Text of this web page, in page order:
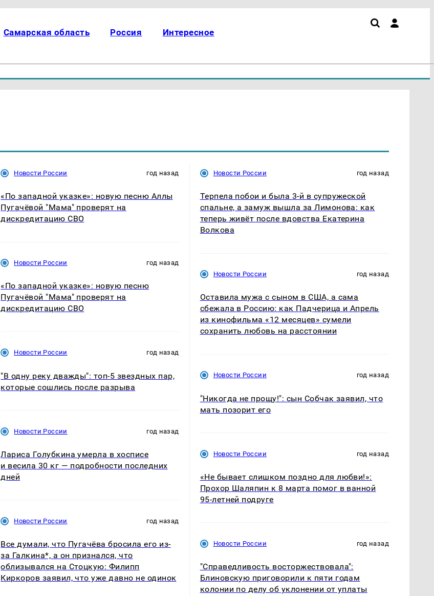
Самарская область Россия Интересное
Новости России год назад
«По западной указке»: новую песню Аллы
Пугачёвой "Мама" проверят на
дискредитацию СВО
Новости России год назад
«По западной указке»: новую песню
Пугачёвой "Мама" проверят на
дискредитацию СВО
Новости России год назад
"В одну реку дважды": топ-5 звездных пар,
которые сошлись после разрыва
Новости России год назад
Лариса Голубкина умерла в хосписе
и весила 30 кг — подробности последних
дней
Новости России год назад
Все думали, что Пугачёва бросила его из-
за Галкина*, а он признался, что
облизывался на Стоцкую: Филипп
Киркоров заявил, что уже давно не одинок
Новости России год назад
Терпела побои и была 3-й в супружеской
спальне, а замуж вышла за Лимонова: как
теперь живёт после вдовства Екатерина
Волкова
Новости России год назад
Оставила мужа с сыном в США, а сама
сбежала в Россию: как Падчерица и Апрель
из кинофильма «12 месяцев» сумели
сохранить любовь на расстоянии
Новости России год назад
"Никогда не прощу!": сын Собчак заявил, что
мать позорит его
Новости России год назад
«Не бывает слишком поздно для любви!»:
Прохор Шаляпин к 8 марта помог в ванной
95-летней подруге
Новости России год назад
"Справедливость восторжествовала":
Блиновскую приговорили к пяти годам
колонии по делу об уклонении от уплаты